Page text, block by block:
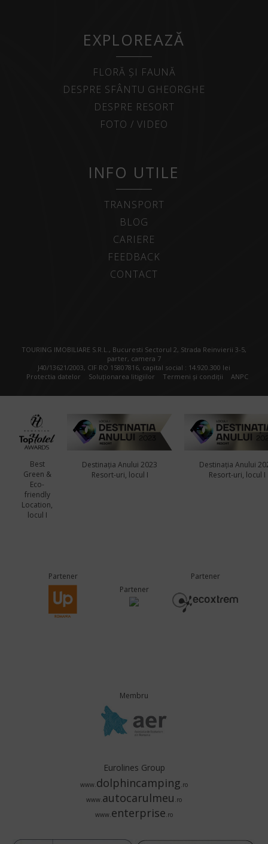
EXPLOREAZĂ
FLORĂ ȘI FAUNĂ
DESPRE SFÂNTU GHEORGHE
DESPRE RESORT
FOTO / VIDEO
INFO UTILE
TRANSPORT
BLOG
CARIERE
FEEDBACK
CONTACT
TOURING IMOBILIARE S.R.L., Bucuresti Sectorul 2, Strada Reinvierii 3-5,
parter, camera 7
J40/13621/2003, CIF RO 15807816, capital social : 14.920.300 lei
Protectia datelor
Soluționarea litigiilor Termeni și condiții ANPC
Best
Green &
Eco-
friendly
Location,
locul I
Destinația Anului 2023
Resort-uri, locul I
Destinația Anului
Resort-uri, locul I
Partener
Partener
Partener
Membru
Eurolines Group
www.dolphincamping.ro
www.autocarulmeu .ro
www.enterprise.ro